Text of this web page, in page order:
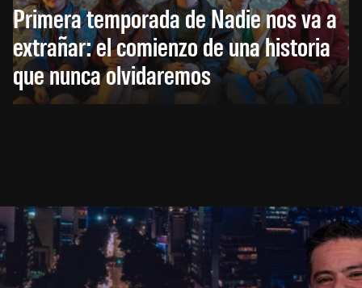
Primera temporada de Nadie nos va a
extrañar: el comienzo de una historia
que nunca olvidaremos